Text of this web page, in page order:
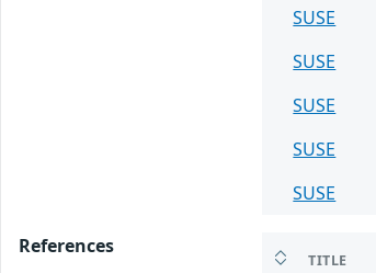
SUSE
SUSE
SUSE
SUSE
SUSE
References
TITLE